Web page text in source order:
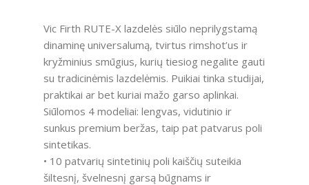
Vic Firth RUTE-X lazdelės siūlo neprilygstamą
dinaminę universalumą, tvirtus rimshot’us ir
kryžminius smūgius, kurių tiesiog negalite gauti
su tradicinėmis lazdelėmis. Puikiai tinka studijai,
praktikai ar bet kuriai mažo garso aplinkai.
Siūlomos 4 modeliai: lengvas, vidutinio ir
sunkus premium beržas, taip pat patvarus poli
sintetikas.
• 10 patvarių sintetinių poli kaiščių suteikia
šiltesnį, švelnesnį garsą būgnams ir